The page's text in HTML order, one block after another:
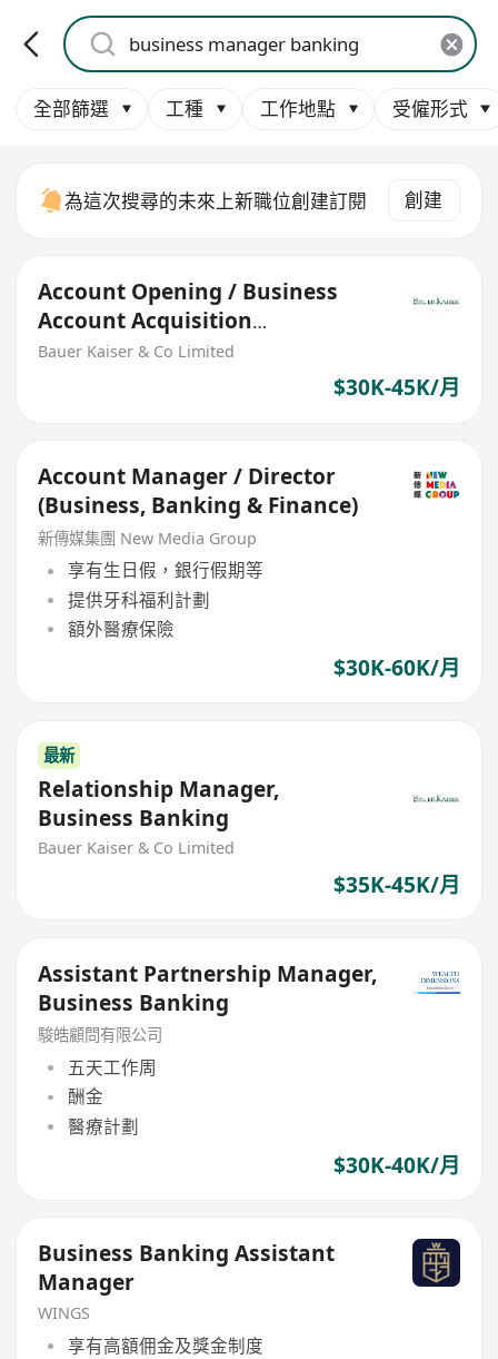
全部篩選 工種 工作地點 受僱形式
為這次搜尋的未來上新職位創建訂閱 創建
Account Opening / Business
Account Acquisition
(Commercial Bank)
Bauer Kaiser & Co Limited
$30K-45K/月
Account Manager / Director
(Business, Banking & Finance)
新傳媒集團 New Media Group
享有生日假，銀行假期等
提供牙科福利計劃
額外醫療保險
$30K-60K/月
最新
Relationship Manager,
Business Banking
Bauer Kaiser & Co Limited
$35K-45K/月
Assistant Partnership Manager,
Business Banking
駿皓顧問有限公司
五天工作周
酬金
醫療計劃
$30K-40K/月
Business Banking Assistant
Manager
WINGS
享有高額佣金及獎金制度